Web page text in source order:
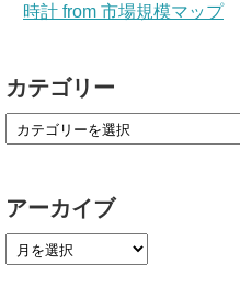
時計 from 市場規模マップ
カテゴリー
アーカイブ